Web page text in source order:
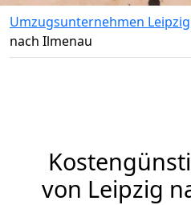
Umzugsunternehmen Leipzig
nach Ilmenau
von Leipzig